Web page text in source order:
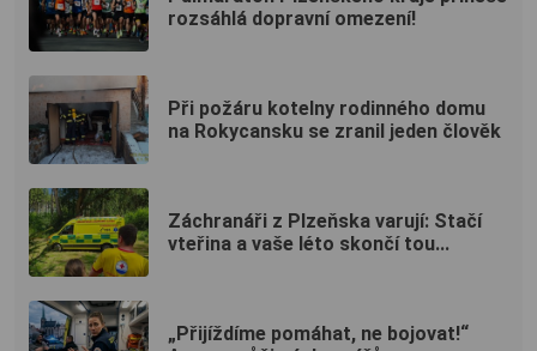
rozsáhlá dopravní omezení!
Při požáru kotelny rodinného domu
na Rokycansku se zranil jeden člověk
Záchranáři z Plzeňska varují: Stačí
vteřina a vaše léto skončí tou...
„Přijíždíme pomáhat, ne bojovat!“